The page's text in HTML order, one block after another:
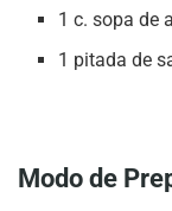
1 c. sopa de
1 pitada de
Modo de